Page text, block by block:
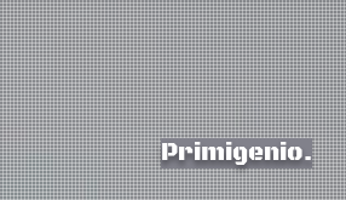
Primigenio.